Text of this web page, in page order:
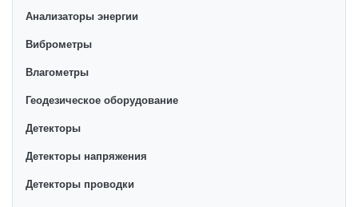
производителей. Здесь можно выбрать
эксклюзивные модели от ведущих брендов и
оптимальные для покупателей в Узбекистане
условия продажи.
Анализаторы энергии
Виброметры
Влагометры
Геодезическое оборудование
Детекторы
Детекторы напряжения
Детекторы проводки